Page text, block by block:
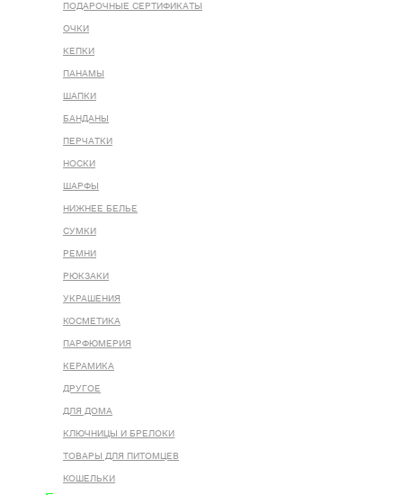
ПОДАРОЧНЫЕ СЕРТИФИКАТЫ
ОЧКИ
КЕПКИ
ПАНАМЫ
ШАПКИ
БАНДАНЫ
ПЕРЧАТКИ
НОСКИ
ШАРФЫ
НИЖНЕЕ БЕЛЬЕ
СУМКИ
РЕМНИ
РЮКЗАКИ
УКРАШЕНИЯ
КОСМЕТИКА
ПАРФЮМЕРИЯ
КЕРАМИКА
ДРУГОЕ
ДЛЯ ДОМА
КЛЮЧНИЦЫ И БРЕЛОКИ
ТОВАРЫ ДЛЯ ПИТОМЦЕВ
КОШЕЛЬКИ